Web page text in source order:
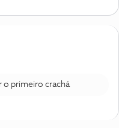
o primeiro crachá